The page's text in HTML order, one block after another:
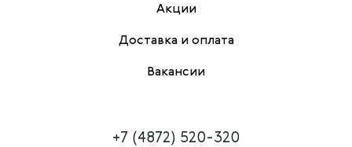
Акции
Доставка и оплата
Вакансии
+7 (4872) 520-320